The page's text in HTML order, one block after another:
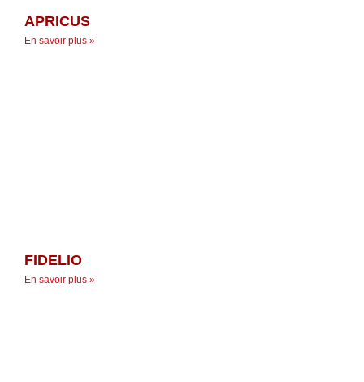
APRICUS
En savoir plus »
FIDELIO
En savoir plus »